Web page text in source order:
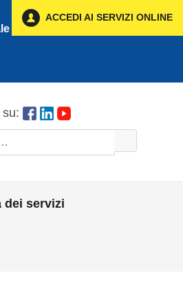
Fornitori
ACCEDI AI SERVIZI ONLINE
dei servizi